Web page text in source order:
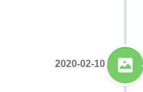
2020-02-10